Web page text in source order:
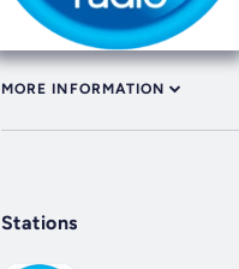
MORE INFORMATION
Stations